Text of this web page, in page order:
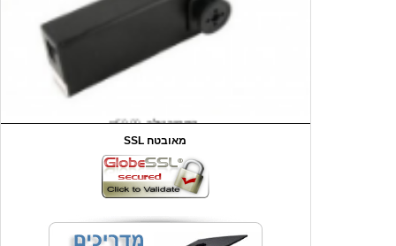
₪59.00
₪90.00 מחיר שוק
₪49.00 המחיר כולל משלוח :
כיסוי אחורי לאייפון 4/4S
SSL מאובטח